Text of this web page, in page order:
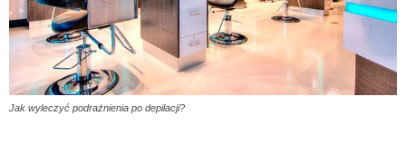
Jak wyleczyć podrażnienia po depilacji?